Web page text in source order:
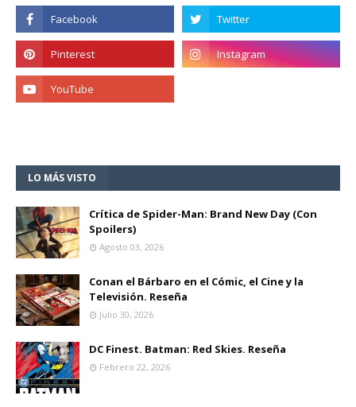
LO MÁS VISTO
Crítica de Spider-Man: Brand New Day (Con
Spoilers)
Agosto 03, 2026
Conan el Bárbaro en el Cómic, el Cine y la
Televisión. Reseña
Julio 30, 2026
DC Finest. Batman: Red Skies. Reseña
Febrero 22, 2026